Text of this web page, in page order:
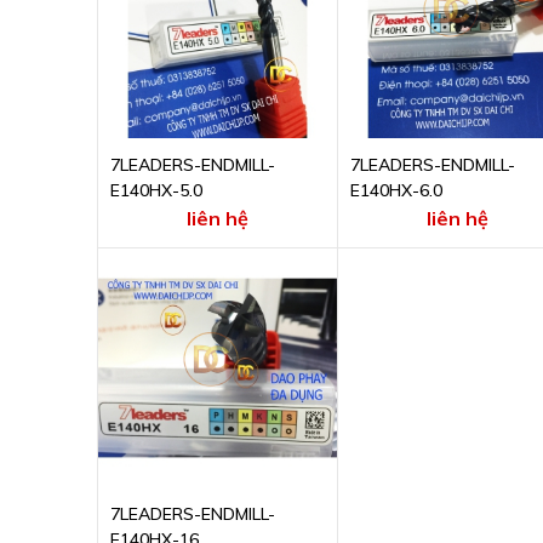
7LEADERS-ENDMILL-
E140HX-5.0
liên hệ
7LEADERS-ENDMILL-
E140HX-6.0
liên hệ
7LEADERS-ENDMILL-